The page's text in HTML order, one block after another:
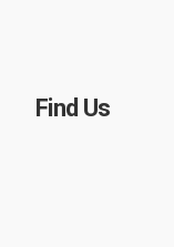
Find Us